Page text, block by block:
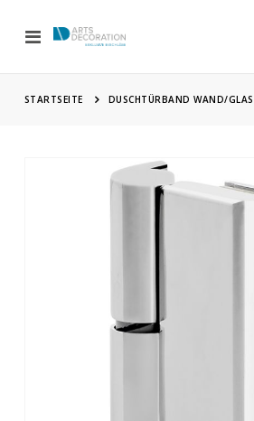
Navigation
STARTSEITE DUSCHTÜRBAND WAND/